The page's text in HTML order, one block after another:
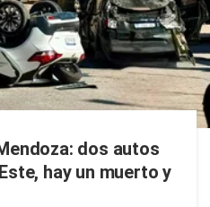
dos autos
hay un muerto y